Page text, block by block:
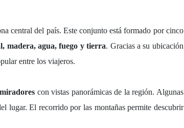
central del país. Este conjunto está formado por cinco
madera, agua, fuego y tierra. Gracias a su ubicación
entre los viajeros.
con vistas panorámicas de la región. Algunas
lugar. El recorrido por las montañas permite descubrir